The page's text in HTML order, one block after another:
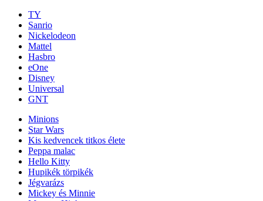
TY
Sanrio
Nickelodeon
Mattel
Hasbro
eOne
Disney
Universal
GNT
Minions
Star Wars
Kis kedvencek titkos élete
Peppa malac
Hello Kitty
Hupikék törpikék
Jégvarázs
Mickey és Minnie